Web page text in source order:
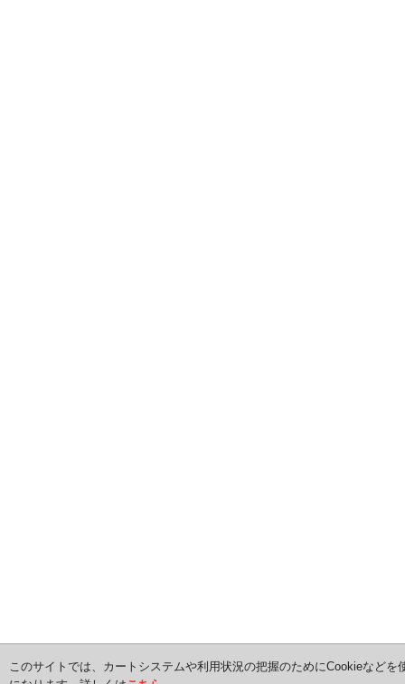
このサイトでは、カートシステムや利用状況の把握のためにCookieなど